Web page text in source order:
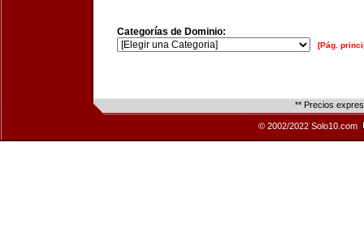
Categorías de Dominio:
[Pág.
** Precios
© 2002/2022 Solo10.com